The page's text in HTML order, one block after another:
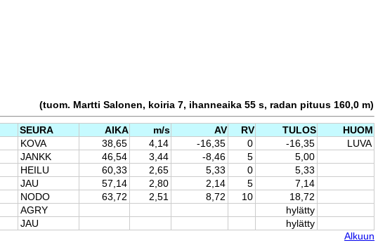
(tuom. Martti Salonen, koiria 7, ihanneaika 55 s, radan pituus 160,0 m)
SEURA AIKA m/s AV RV TULOS
HUOM
KOVA 38,65 4,14 -16,35 0 -16,35
LUVA
JANKK 46,54 3,44 -8,46 5
5,00
HEILU 60,33 2,65 5,33 0
5,33
JAU 57,14 2,80 2,14 5
7,14
NODO 63,72 2,51 8,72 10
18,72
AGRY
hylätty
JAU
hylätty
Alkuun